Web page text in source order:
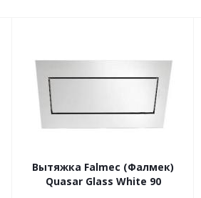
Вытяжка Falmec (Фалмек)
Quasar Glass White 90